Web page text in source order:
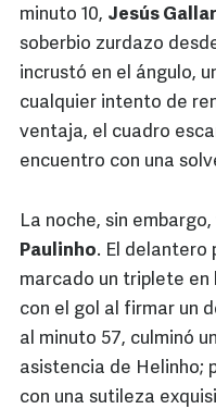
minuto 10, Jesús
soberbio zurdazo
incrustó en el ángulo,
cualquier intento de
ventaja, el cuadro
encuentro con una
La noche, sin
Paulinho. El delantero
marcado un triplete en
con el gol al firmar un
al minuto 57, culminó
asistencia de Helinho;
con una sutileza